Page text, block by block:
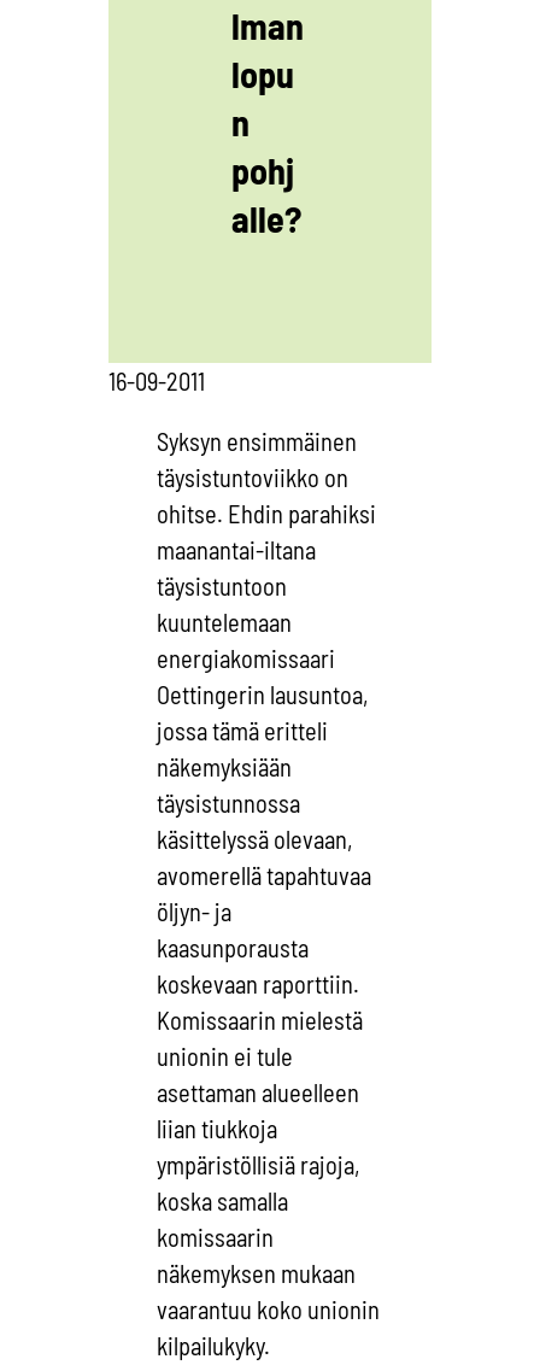
lman
lopu
n
pohj
alle?
16-09-2011
Syksyn ensimmäinen
täysistuntoviikko on
ohitse. Ehdin parahiksi
maanantai-iltana
täysistuntoon
kuuntelemaan
energiakomissaari
Oettingerin lausuntoa,
jossa tämä eritteli
näkemyksiään
täysistunnossa
käsittelyssä olevaan,
avomerellä tapahtuvaa
öljyn- ja
kaasunporausta
koskevaan raporttiin.
Komissaarin mielestä
unionin ei tule
asettaman alueelleen
liian tiukkoja
ympäristöllisiä rajoja,
koska samalla
komissaarin
näkemyksen mukaan
vaarantuu koko unionin
kilpailukyky.